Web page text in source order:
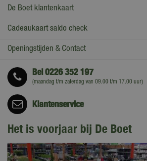
De Boet klantenkaart
Cadeaukaart saldo check
Openingstijden & Contact
Bel0226 352 197
(maandag t/m zaterdag van 09.00 t/m 17.00 uur)
Klantenservice
Het is voorjaar bij De Boet